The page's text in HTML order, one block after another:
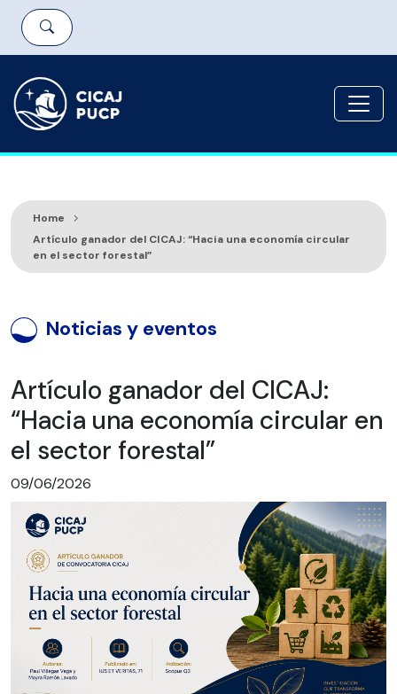
Home
Artículo ganador del CICAJ: “Hacia una economía circular
en el sector forestal”
Noticias y eventos
Artículo ganador del CICAJ:
“Hacia una economía circular en
el sector forestal”
09/06/2026